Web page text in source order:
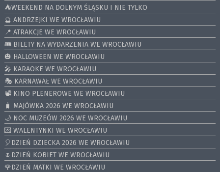
⛺️WEEKEND NA DOLNYM ŚLĄSKU I NIE TYLKO
🔮 ANDRZEJKI WE WROCŁAWIU
📍 ATRAKCJE WE WROCŁAWIU
🎟️ BILETY NA WYDARZENIA WE WROCŁAWIU
🎃 HALLOWEEN WE WROCŁAWIU
🎤 KARAOKE WE WROCŁAWIU
🎭 KARNAWAŁ WE WROCŁAWIU
📽️ KINO PLENEROWE WE WROCŁAWIU
🧳 MAJÓWKA 2026 WE WROCŁAWIU
🌙 NOC MUZEÓW 2026 WE WROCŁAWIU
💌 WALENTYNKI WE WROCŁAWIU
🎈DZIEŃ DZIECKA 2026 WE WROCŁAWIU
🌷DZIEŃ KOBIET WE WROCŁAWIU
🌹DZIEŃ MATKI WE WROCŁAWIU